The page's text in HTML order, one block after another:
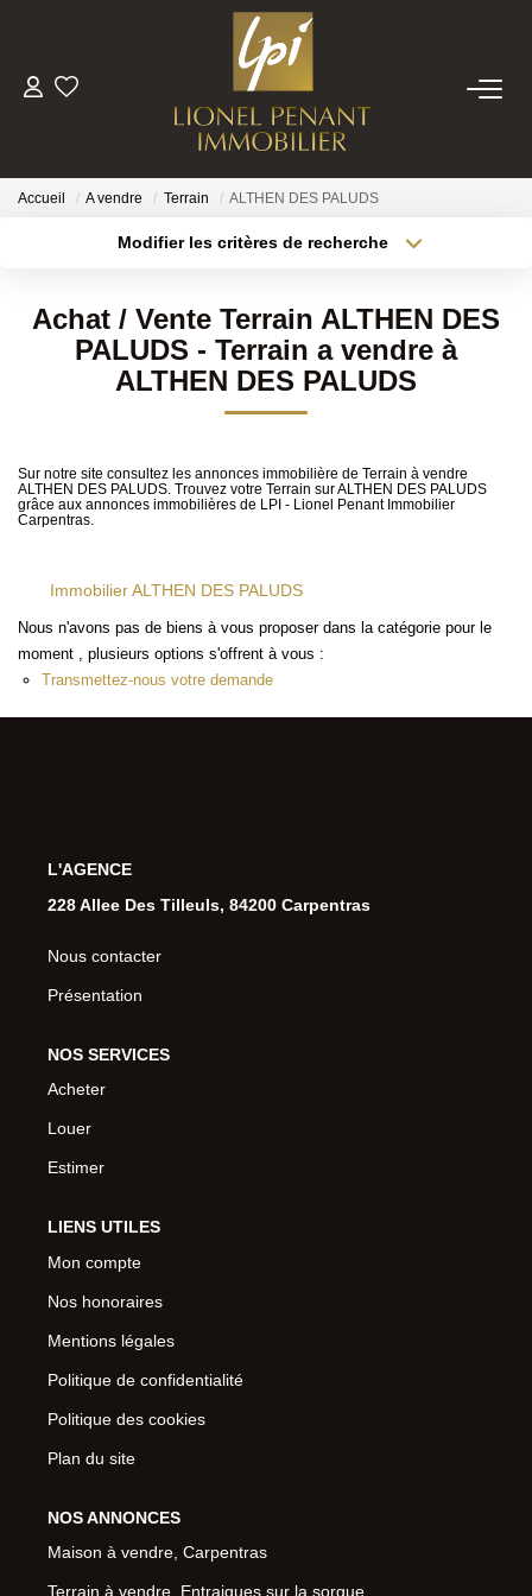
VENTES
PRESTIGE
ESTIMATION
CONTACT
Accueil A vendre Terrain ALTHEN DES PALUDS
Modifier les critères de recherche
Surface min Budget max
Plus de critères Créer une alerte
Achat / Vente Terrain ALTHEN DES
PALUDS - Terrain a vendre à
ALTHEN DES PALUDS
Sur notre site consultez les annonces immobilière de Terrain à vendre
ALTHEN DES PALUDS. Trouvez votre Terrain sur ALTHEN DES PALUDS
grâce aux annonces immobilières de LPI - Lionel Penant Immobilier
Carpentras.
Immobilier ALTHEN DES PALUDS
Nous n'avons pas de biens à vous proposer dans la catégorie pour le
moment , plusieurs options s'offrent à vous :
Transmettez-nous votre demande
L'AGENCE
228 Allee Des Tilleuls, 84200 Carpentras
Nous contacter
Présentation
NOS SERVICES
Acheter
Louer
Estimer
LIENS UTILES
Mon compte
Nos honoraires
Mentions légales
Politique de confidentialité
Politique des cookies
Plan du site
NOS ANNONCES
Maison à vendre, Carpentras
Terrain à vendre, Entraigues sur la sorgue